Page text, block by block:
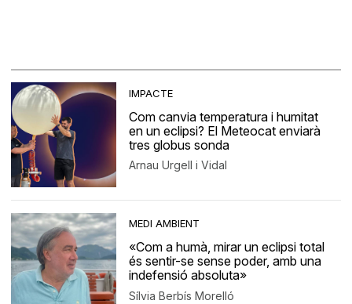
IMPACTE
Com canvia temperatura i humitat
en un eclipsi? El Meteocat enviarà
tres globus sonda
Arnau Urgell i Vidal
MEDI AMBIENT
«Com a humà, mirar un eclipsi total
és sentir-se sense poder, amb una
indefensió absoluta»
Sílvia Berbís Morelló